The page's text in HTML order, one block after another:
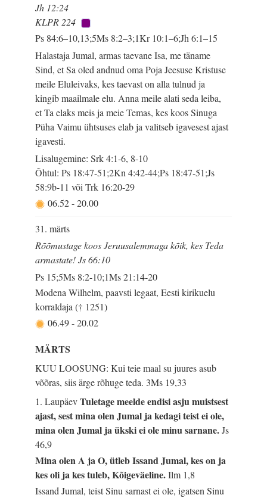
Jh 12:24
KLPR 224
Ps 84:6–10,13;5Ms 8:2–3;1Kr 10:1–6;Jh 6:1–15
Halastaja Jumal, armas taevane Isa, me täname
Sind, et Sa oled andnud oma Poja Jeesuse Kristuse
meile Eluleivaks, kes taevast on alla tulnud ja
kingib maailmale elu. Anna meile alati seda leiba,
et Ta elaks meis ja meie Temas, kes koos Sinuga
Püha Vaimu ühtsuses elab ja valitseb igavesest ajast
igavesti.
Lisalugemine: Srk 4:1-6, 8-10
Õhtul: Ps 18:47-51;2Kn 4:42-44;Ps 18:47-51;Js
58:9b-11 või Trk 16:20-29
06.52-20.00
31. märts
Rõõmustage koos Jeruusalemmaga kõik, kes Teda
armastate! Js 66:10
Ps 15;5Ms 8:2-10;1Ms 21:14-20
Modena Wilhelm, paavsti legaat, Eesti kirikuelu
korraldaja († 1251)
06.49-20.02
MÄRTS
KUU LOOSUNG: Kui teie maal su juures asub
võõras, siis ärge rõhuge teda. 3Ms 19,33
1. LaupäevTuletage meelde endisi asju muistsest
ajast, sest mina olen Jumal ja kedagi teist ei ole,
mina olen Jumal ja ükski ei ole minu sarnane.Js
46,9
Mina olen A ja O, ütleb Issand Jumal, kes on ja
kes oli ja kes tuleb, Kõigeväeline.Ilm 1,8
Issand Jumal, teist Sinu sarnast ei ole, igatsen Sinu